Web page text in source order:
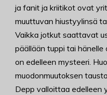
ja fanit ja kriitikot ovat
muuttuvan hiustyylinsä
Vaikka jotkut saattavat
päällään tuppi tai
on edelleen mysteeri.
muodonmuutoksen
Depp valloittaa edelleen